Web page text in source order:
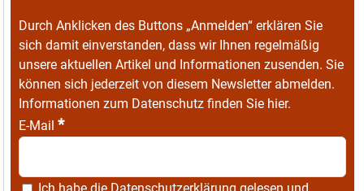
Durch Anklicken des Buttons „Anmelden“ erklären Sie
sich damit einverstanden, dass wir Ihnen regelmäßig
unsere aktuellen Artikel und Informationen zusenden. Sie
können sich jederzeit von diesem Newsletter abmelden.
Informationen zum Datenschutz finden Sie hier.
E-Mail *
Ich habe die Datenschutzerklärung gelesen und